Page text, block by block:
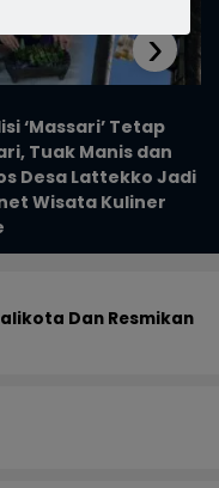
‘Massari’ Tetap
Tuak Manis dan
Desa Lattekko Jadi
Wisata Kuliner
›
Dan Resmikan